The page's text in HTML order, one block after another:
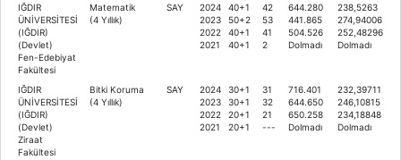
IĞDIR
ÜNİVERSİTESİ
(IĞDIR)
(Devlet)
Fen-Edebiyat
Fakültesi
Matematik
(4 Yıllık)
SAY
2024
2023
2022
2021
40+1
50+2
40+1
40+1
42
53
41
2
644.280
441.865
504.526
Dolmadı
238,5263
274,94006
252,48296
Dolmadı
IĞDIR
ÜNİVERSİTESİ
(IĞDIR)
(Devlet)
Ziraat
Fakültesi
Bitki Koruma
(4 Yıllık)
SAY
2024
2023
2022
2021
30+1
30+1
20+1
20+1
31
32
21
---
716.401
644.650
650.258
Dolmadı
232,39711
246,10815
234,18848
Dolmadı